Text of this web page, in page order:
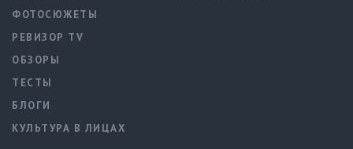
ФОТОСЮЖЕТЫ
РЕВИЗОР TV
ОБЗОРЫ
ТЕСТЫ
БЛОГИ
КУЛЬТУРА В ЛИЦАХ